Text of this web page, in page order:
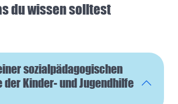
du wissen solltest
sozialpädagogischen
der Kinder- und Jugendhilfe